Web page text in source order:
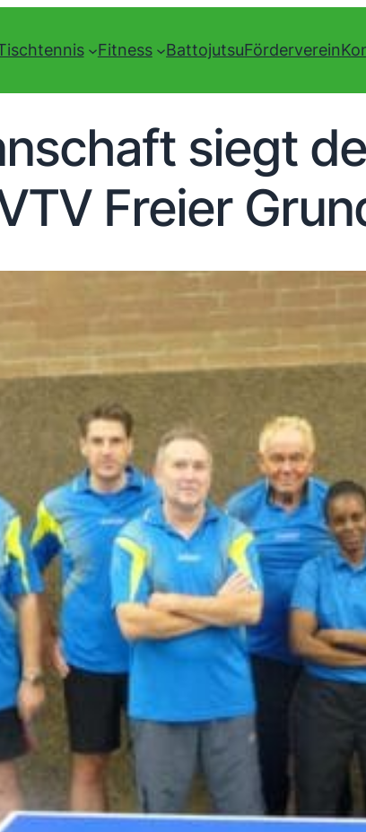
Fitness BattojutsuFörderverein
siegt
Freier